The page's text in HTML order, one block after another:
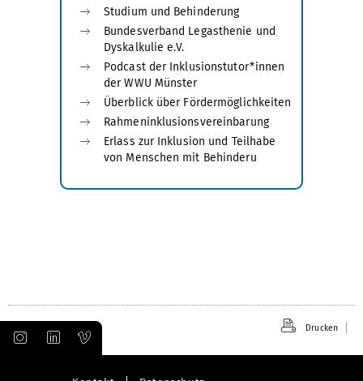
Studium und Behinderung
Bundesverband Legasthenie und
Dyskalkulie e.V.
Podcast der Inklusionstutor*innen
der WWU Münster
Überblick über Fördermöglichkeiten
Rahmeninklusionsvereinbarung
Erlass zur Inklusion und Teilhabe
von Menschen mit Behinderu
Drucken